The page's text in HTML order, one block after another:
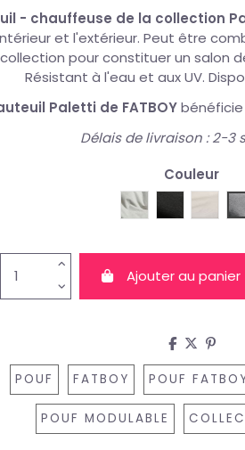
- chauffeuse de la collection
et l'extérieur. Peut être
pour constituer un salon
Résistant à l'eau et aux UV.
Paletti de FATBOY
Délais de livraison : 2-3
Couleur
Fatboy-Mist
Fatboy-
Ajouter au panier
POUF FATBOY POUF
POUF MODULABLE